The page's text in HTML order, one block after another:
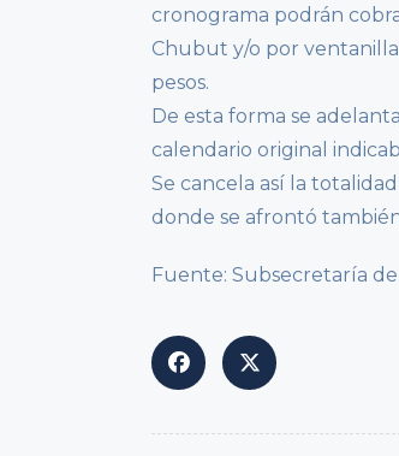
cronograma podrán
Chubut y/o por
pesos.
De esta forma se
calendario original
Se cancela así la
donde se afrontó
Fuente: Subsecretaría